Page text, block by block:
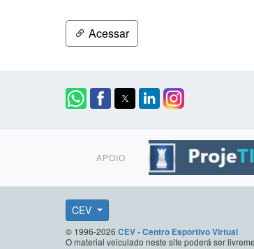
Acessar
APOIO
CEV
© 1996-2026 CEV - Centro Esportivo Virtual
O material veiculado neste site poderá ser